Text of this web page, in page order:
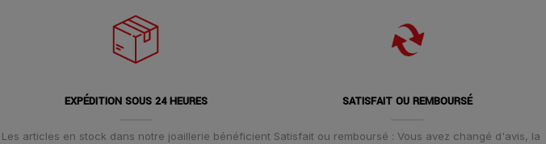
EXPÉDITION SOUS 24 HEURES
Les articles en stock dans notre joaillerie bénéficient
SATISFAIT OU REMBOURSÉ
Satisfait ou remboursé : Vous avez changé d'avis, la